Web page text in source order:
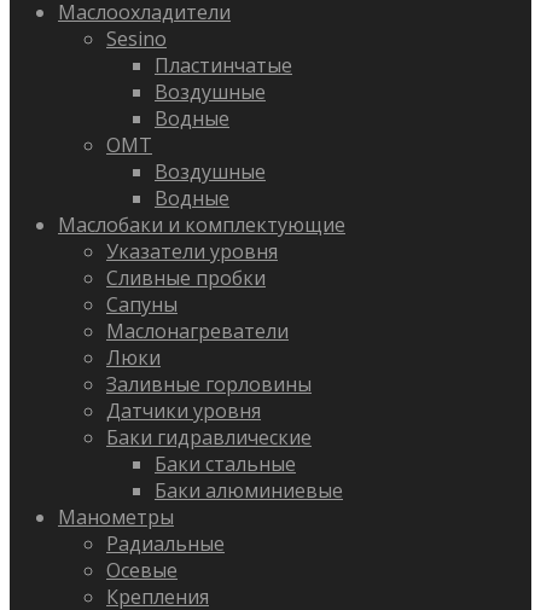
Маслоохладители
Sesino
Пластинчатые
Воздушные
Водные
OMT
Воздушные
Водные
Маслобаки и комплектующие
Указатели уровня
Сливные пробки
Сапуны
Маслонагреватели
Люки
Заливные горловины
Датчики уровня
Баки гидравлические
Баки стальные
Баки алюминиевые
Манометры
Радиальные
Осевые
Крепления